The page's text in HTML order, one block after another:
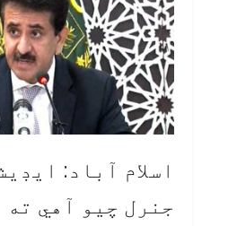
اسلام آباد:
جنرل چيو آهي ته